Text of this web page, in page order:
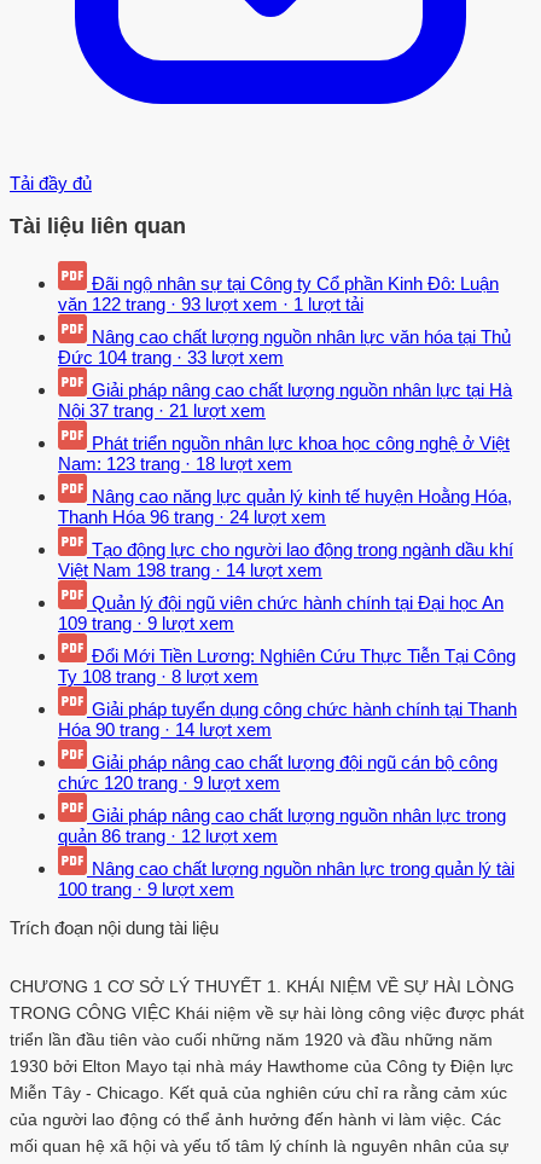
Tải đầy đủ
Tài liệu liên quan
Đãi ngộ nhân sự tại Công ty Cổ phần Kinh Đô: Luận
văn 122 trang · 93 lượt xem · 1 lượt tải
Nâng cao chất lượng nguồn nhân lực văn hóa tại Thủ
Đức 104 trang · 33 lượt xem
Giải pháp nâng cao chất lượng nguồn nhân lực tại Hà
Nội 37 trang · 21 lượt xem
Phát triển nguồn nhân lực khoa học công nghệ ở Việt
Nam: 123 trang · 18 lượt xem
Nâng cao năng lực quản lý kinh tế huyện Hoằng Hóa,
Thanh Hóa 96 trang · 24 lượt xem
Tạo động lực cho người lao động trong ngành dầu khí
Việt Nam 198 trang · 14 lượt xem
Quản lý đội ngũ viên chức hành chính tại Đại học An
109 trang · 9 lượt xem
Đổi Mới Tiền Lương: Nghiên Cứu Thực Tiễn Tại Công
Ty 108 trang · 8 lượt xem
Giải pháp tuyển dụng công chức hành chính tại Thanh
Hóa 90 trang · 14 lượt xem
Giải pháp nâng cao chất lượng đội ngũ cán bộ công
chức 120 trang · 9 lượt xem
Giải pháp nâng cao chất lượng nguồn nhân lực trong
quản 86 trang · 12 lượt xem
Nâng cao chất lượng nguồn nhân lực trong quản lý tài
100 trang · 9 lượt xem
Trích đoạn nội dung tài liệu
CHƯƠNG 1 CƠ SỞ LÝ THUYẾT 1. KHÁI NIỆM VỀ SỰ HÀI LÒNG
TRONG CÔNG VIỆC Khái niệm về sự hài lòng công việc được phát
triển lần đầu tiên vào cuối những năm 1920 và đầu những năm
1930 bởi Elton Mayo tại nhà máy Hawthome của Công ty Điện lực
Miễn Tây - Chicago. Kết quả của nghiên cứu chỉ ra rằng cảm xúc
của người lao động có thể ảnh hưởng đến hành vi làm việc. Các
mối quan hệ xã hội và yếu tố tâm lý chính là nguyên nhân của sự